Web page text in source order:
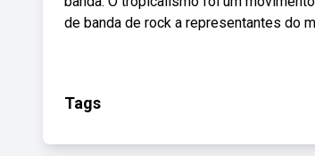
de banda de rock a representantes do
Tags